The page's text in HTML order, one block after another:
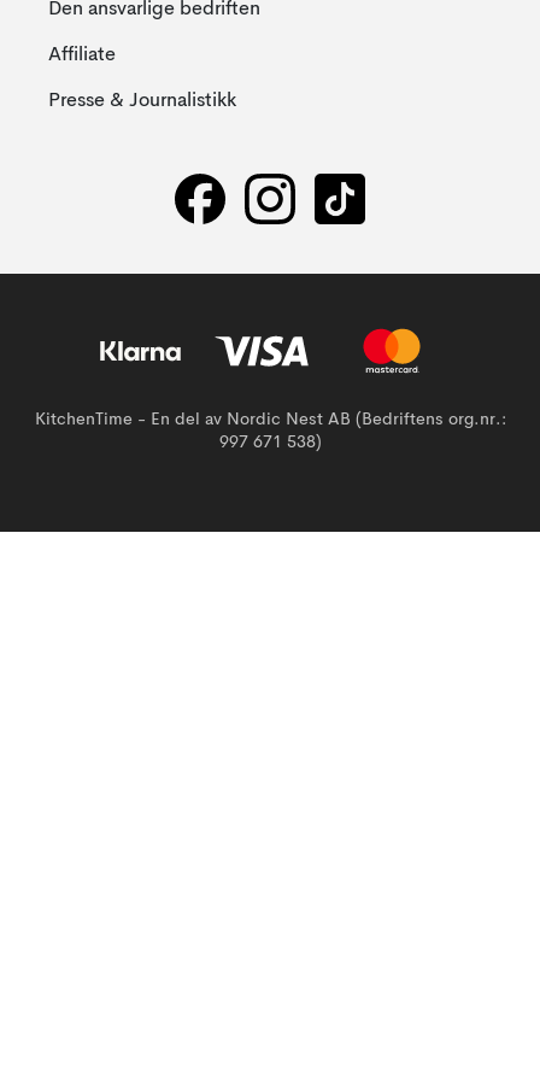
Den ansvarlige bedriften
Affiliate
Presse & Journalistikk
KitchenTime - En del av Nordic Nest AB (Bedriftens org.nr.:
997 671 538)